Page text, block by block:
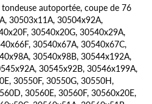
autoportée, coupe de 76
30503x11A, 30504x92A,
30540x20G, 30540x29A,
30540x67A, 30540x67C,
30540x98B, 30544x192A,
30545x92B, 30546x199A,
30550F, 30550G, 30550H,
30560E, 30560F, 30560x20E,